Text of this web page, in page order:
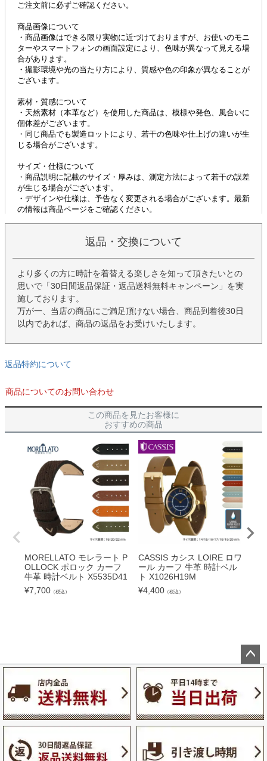
返品・交換について
より多くの方に時計を着替える楽しさを知って頂きたいとの
思いで「30日間返品保証・返品送料無料キャンペーン」を実
施しております。
万が一、当店の商品にご満足頂けない場合、商品到着後30日
以内であれば、商品の返品をお受けいたします。
返品特約について
商品についてのお問い合わせ
この商品を見たお客様に
おすすめの商品
MORELLATO モレラート P
OLLOCK ポロック カーフ
牛革 時計ベルト X5535D41
¥7,700 （税込）
CASSIS カシス LOIRE ロワ
ール カーフ 牛革 時計ベル
ト X1026H19M
¥4,400 （税込）
ペー
ップ